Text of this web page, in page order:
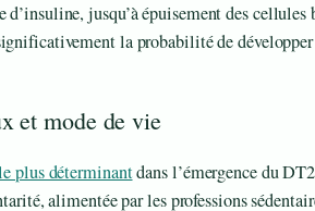
d’insuline, jusqu’à épuisement des
la probabilité de
et mode de vie
plus déterminantdans l’émergence du
alimentée par les professions